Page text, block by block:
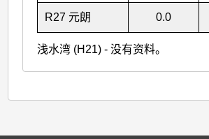
R27 元朗 0.0
浅水湾 (H21) - 没有资料。